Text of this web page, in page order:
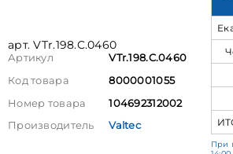
арт. VTr.198.C.0460
Артикул
VTr.198.C.0460
Код товара
8000001055
Номер товара
104692312002
Производитель
Valtec
При